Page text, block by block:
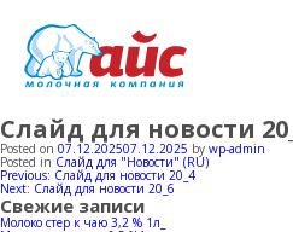
Скачать каталог продукции
О нас
Продукция
Слайд для новости
Posted on 07.12.202507.12.2025 by wp-admin
Posted in Слайд для "Новости" (RU)
Навигация
по
записям
Previous: Слайд для новости 20_4
Next: Слайд для новости 20_6
Свежие записи
Молоко стер к чаю 3,2 % 1л_